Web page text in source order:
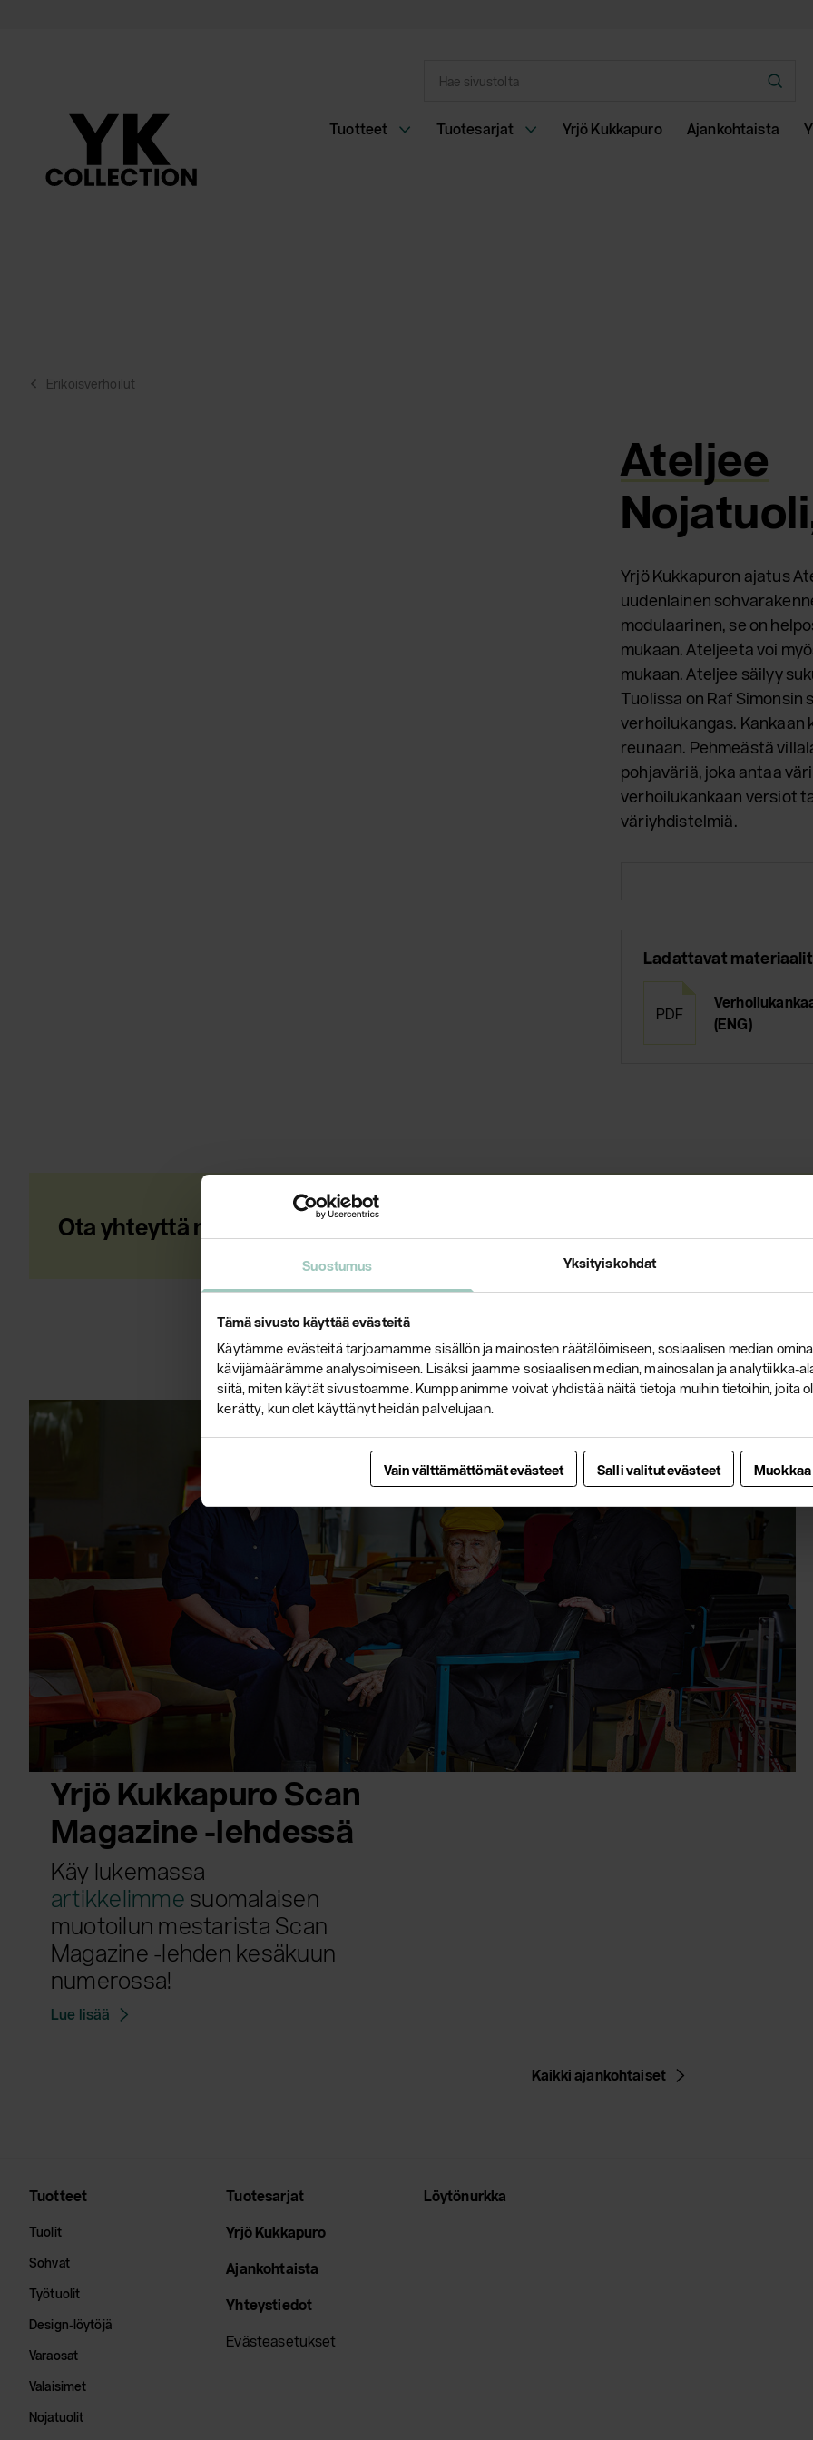
Suostumus Yksityiskohdat
Tämä sivusto käyttää evästeitä
Käytämme evästeitä tarjoamamme sisällön ja mainosten räätälöimiseen, sosiaalisen median
kävijämäärämme analysoimiseen. Lisäksi jaamme sosiaalisen median, mainosalan ja analytiikka-
siitä, miten käytät sivustoamme. Kumppanimme voivat yhdistää näitä tietoja muihin tietoihin, joita
kerätty, kun olet käyttänyt heidän palvelujaan.
Vain välttämättömät evästeet Salli valitut evästeet Muokkaa
Hae
Tuotteet Tuotesarjat Yrjö Kukkapuro Ajankohtaista
Erikoisverhoilut
Ateljee
Yrjö Kukkapuron ajatus
uudenlainen
modulaarinen, se on
mukaan. Ateljeeta voi
mukaan. Ateljee säilyy
Tuolissa on Raf
verhoilukangas.
reunaan. Pehmeästä
pohjaväriä, joka antaa
verhoilukankaan versiot
väriyhdistelmiä.
Ladattavat materiaalit
PDF
(ENG)
Ota yhteyttä niin kerromme lisää tuotteistamme.
AJANKOHTAISTA
Yrjö Kukkapuro Scan
Magazine -lehdessä
Käy lukemassa
artikkelimme suomalaisen
muotoilun mestarista Scan
Magazine -lehden kesäkuun
numerossa!
Lue lisää
Kaikki ajankohtaiset
Tuotteet
Tuolit
Sohvat
Työtuolit
Design-löytöjä
Varaosat
Valaisimet
Nojatuolit
Tuotesarjat
Yrjö Kukkapuro
Ajankohtaista
Yhteystiedot
Evästeasetukset
Löytönurkka